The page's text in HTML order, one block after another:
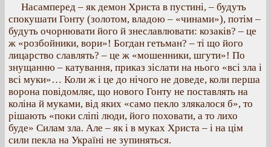
Насамперед – як демон Христа в пустині, – будуть
спокушати Гонту (золотом, владою – «чинами»), потім –
будуть очорнювати його й знеславлювати: козаків? – це
ж «розбойники, вори»! Богдан гетьман? – ті що його
лицарство славлять? – це ж «мошенники, шгути»! По
знущанню – катування, приказ зіслати на нього «всі зла і
всі муки»… Коли ж і це до нічого не доведе, коли перша
ворона повідомляє, що нового Гонту не поставлять на
коліна й муками, від яких «само пекло злякалося б», то
рішають «поки сліпі люди, його поховати, а то лихо
буде» Силам зла. Але – як і в муках Христа – і на цім
сили пекла на Україні не зупиняться.